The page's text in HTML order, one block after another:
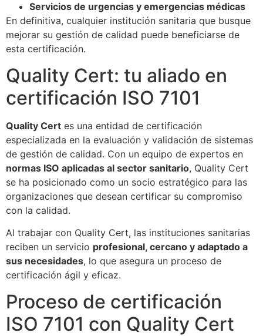
Servicios de urgencias y emergencias médicas
En definitiva, cualquier institución sanitaria que busque
mejorar su gestión de calidad puede beneficiarse de
esta certificación.
Quality Cert: tu aliado en
certificación ISO 7101
Quality Cert es una entidad de certificación
especializada en la evaluación y validación de sistemas
de gestión de calidad. Con un equipo de expertos en
normas ISO aplicadas al sector sanitario, Quality Cert
se ha posicionado como un socio estratégico para las
organizaciones que desean certificar su compromiso
con la calidad.
Al trabajar con Quality Cert, las instituciones sanitarias
reciben un servicio profesional, cercano y adaptado a
sus necesidades, lo que asegura un proceso de
certificación ágil y eficaz.
Proceso de certificación
ISO 7101 con Quality Cert